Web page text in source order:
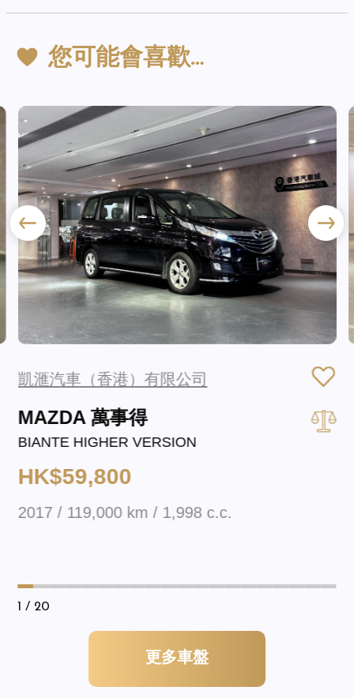
您可能會喜歡…
凱滙汽車（香港）有限公司
MAZDA 萬事得
BIANTE HIGHER VERSION
HK$59,800
2017 / 119,000 km / 1,998 c.c.
1 / 20
更多車盤